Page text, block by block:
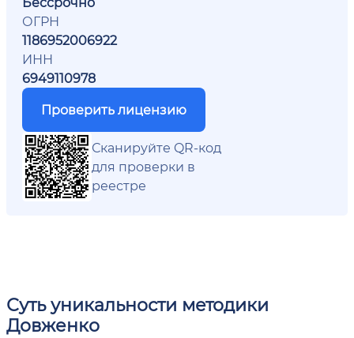
ОГРН
1186952006922
ИНН
6949110978
Проверить лицензию
Сканируйте QR-код
для проверки в
реестре
Суть уникальности методики
Довженко